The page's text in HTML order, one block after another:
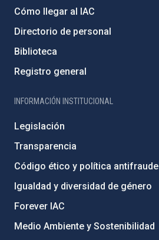
Cómo llegar al IAC
Directorio de personal
Biblioteca
Registro general
INFORMACIÓN INSTITUCIONAL
Legislación
Transparencia
Código ético y política antifraude
Igualdad y diversidad de género
Forever IAC
Medio Ambiente y Sostenibilidad